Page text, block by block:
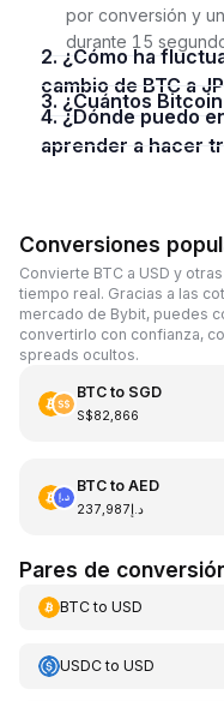
por conversión y
durante 15
2. ¿Cómo ha fluctuado en 24 horas el tipo de
cambio de BTC a
3. ¿Cuántos
4. ¿Dónde puedo encontrar recursos para
aprender a hacer
Conversiones
Convierte BTC a USD y
tiempo real. Gracias a las
mercado de Bybit, puedes
convertirlo con confianza,
spreads ocultos.
BTCto SGD
S$82,866
BTCto AED
د.إ237,987
Pares de
BTCto USD
USDCto USD